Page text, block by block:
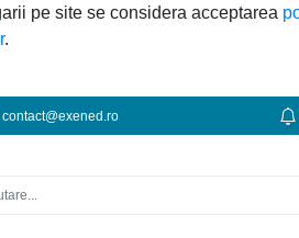
pe site se considera acceptarea
.
contact@exened.ro